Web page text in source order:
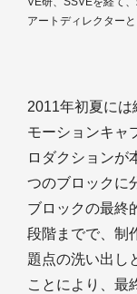
アートディレクターと
2011年初夏に
モーションキャ
ロダクションが
つのブロックに
ブロックの最終
段階までで、制
題点の洗い出し
ことにより、最